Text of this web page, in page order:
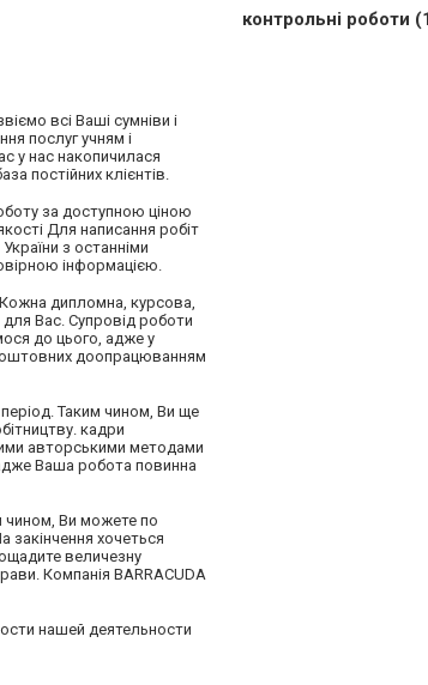
всі Ваші сумніви і
послуг учням і
у нас накопичилася
постійних клієнтів.
за доступною ціною
Для написання робіт
з останніми
інформацією.
дипломна, курсова,
Вас. Супровід роботи
до цього, адже у
доопрацюванням
період. Таким чином, Ви ще
кадри
авторськими методами
Ваша робота повинна
чином, Ви можете по
закінчення хочеться
величезну
Компанія BARRACUDA
нашей деятельности
контрольні роботи